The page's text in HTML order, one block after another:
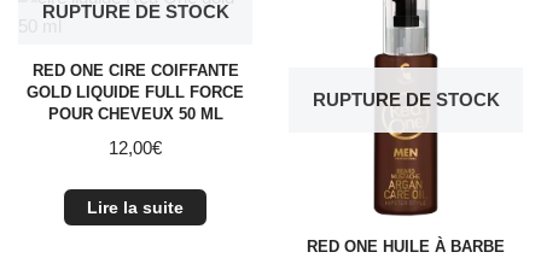
RUPTURE DE STOCK
RED ONE CIRE COIFFANTE
GOLD LIQUIDE FULL FORCE
POUR CHEVEUX 50 ML
12,00€
Lire la suite
RUPTURE DE STOCK
RED ONE HUILE À BARBE